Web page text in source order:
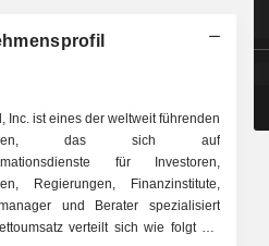
Inc. ist eines der weltweit führenden
das sich auf
für Investoren,
Regierungen, Finanzinstitute,
und Berater spezialisiert
verteilt sich wie folgt auf